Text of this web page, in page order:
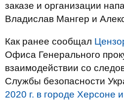
заказе и организации
Владислав Мангер и
Как ранее сообщал
Офиса Генерального
взаимодействии со
Службы безопасности
2020 г. в городе Херсоне